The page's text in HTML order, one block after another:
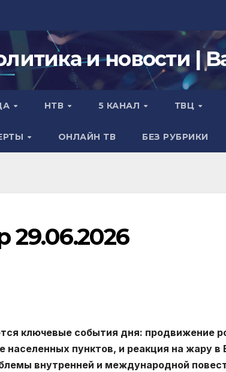
и новости |
НТВ 5 КАНАЛ ТВЦ
ОНЛАЙН ТВ БЕЗ РУБРИКИ
29.06.2026
ключевые события дня: продвижение
пунктов, и реакция на жару в
внутренней и международной